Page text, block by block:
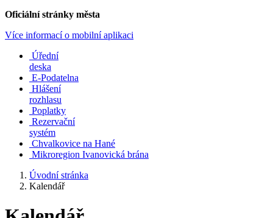
Oficiální stránky města
Více informací o mobilní aplikaci
Úřední
deska
E-Podatelna
Hlášení
rozhlasu
Poplatky
Rezervační
systém
Chvalkovice na Hané
Mikroregion Ivanovická brána
Úvodní stránka
Kalendář